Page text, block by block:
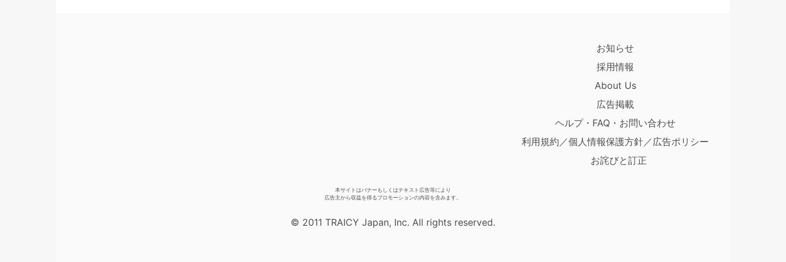
お知らせ
採用情報
About Us
広告掲載
ヘルプ・FAQ・お問い合わせ
利用規約／個人情報保護方針／広告ポリシー
お詫びと訂正
本サイトはバナーもしくはテキスト広告等により
広告主から収益を得るプロモーションの内容を含みます。
© 2011 TRAICY Japan, Inc. All rights reserved.